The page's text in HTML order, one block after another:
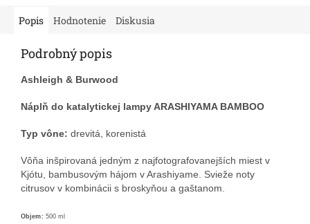
Popis Hodnotenie Diskusia
Podrobný popis
Ashleigh & Burwood
Náplň do katalytickej lampy ARASHIYAMA BAMBOO
Typ vône: drevitá, korenistá
Vôňa inšpirovaná jedným z najfotografovanejších miest v
Kjótu, bambusovým hájom v Arashiyame. Svieže noty
citrusov v kombinácii s broskyňou a gaštanom.
Objem: 500 ml